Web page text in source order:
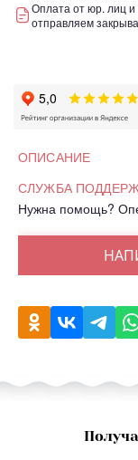
Оплата от юр. лиц
отправляем
ОПИСАНИЕ
СЛУЖБА
Нужна помощь?